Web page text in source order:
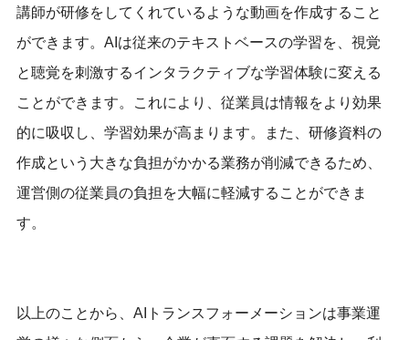
講師が研修をしてくれているような動画を作成すること
ができます。AIは従来のテキストベースの学習を、視覚
と聴覚を刺激するインタラクティブな学習体験に変える
ことができます。これにより、従業員は情報をより効果
的に吸収し、学習効果が高まります。また、研修資料の
作成という大きな負担がかかる業務が削減できるため、
運営側の従業員の負担を大幅に軽減することができま
す。
以上のことから、AIトランスフォーメーションは事業運